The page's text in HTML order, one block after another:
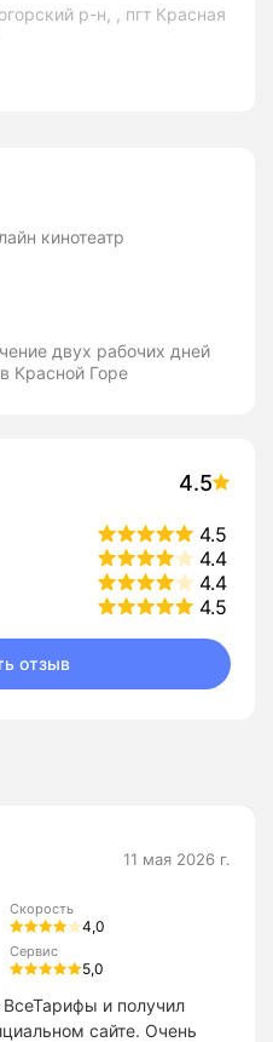
р-н, , пгт Красная
кинотеатр
двух рабочих дней
Красной Горе
4.5
4.5
4.4
4.4
4.5
отзыв
11 мая 2026 г.
Скорость
4,0
Сервис
5,0
и получил
сайте. Очень